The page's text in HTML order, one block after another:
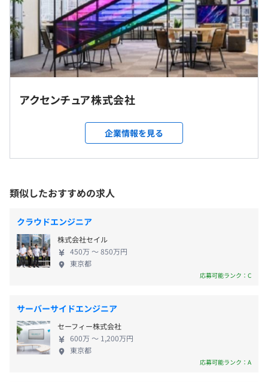
東京 / 大阪 / 前橋 / 福岡
全国の支社
受動喫煙防止措置に関する事項
屋内原則禁煙（喫煙室あり）
オフィスによっては喫煙室のある勤務先もある。またプロ
ジェクトにてお客様先で業務を行う場合はそのルールに従
フレックスタイム制度（コアタイムなし）
1日の標準勤務時間 8時間00分
標準勤務時間帯 09:00～18:00
休憩時間：休憩60分
平均残業時間：1日平均1時間程度 ※管理職未満
完全週休 2 日制(土日)、祝日
・残業手当：実施分の支給
昇給・昇格あり
無期雇用
アクセンチュア株式会社
企業情報を見る
類似したおすすめの求人
クラウドエンジニア
株式会社セイル
450万 〜 850万円
東京都
応募可能ランク：C
サーバーサイドエンジニア
セーフィー株式会社
600万 〜 1,200万円
東京都
応募可能ランク：A